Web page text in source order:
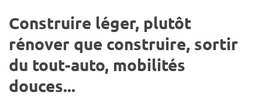
Construire léger, plutôt
rénover que construire, sortir
du tout-auto, mobilités
douces...